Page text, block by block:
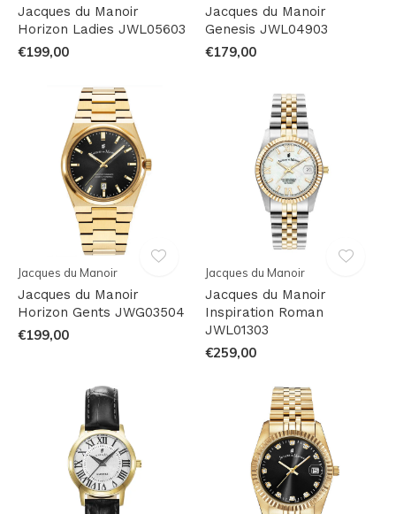
Jacques du Manoir
Horizon Ladies JWL05603
€199,00
Jacques du Manoir
Genesis JWL04903
€179,00
Jacques du Manoir
Jacques du Manoir
Horizon Gents JWG03504
€199,00
Jacques du Manoir
Jacques du Manoir
Inspiration Roman
JWL01303
€259,00